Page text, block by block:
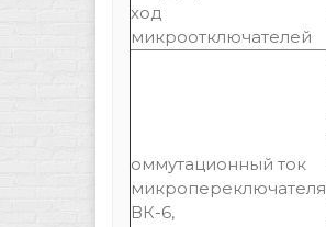
ход
микроотключателей
оммутационный ток
микропереключателя
ВК-6,